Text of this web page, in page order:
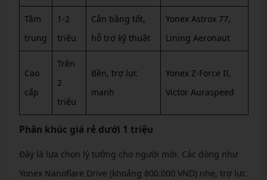
Tầm
trung
1-2
triệu
Cân bằng tốt,
hỗ trợ kỹ thuật
Yonex Astrox 77,
Lining Aeronaut
Cao
cấp
Trên
2
triệu
Bền, trợ lực
mạnh
Yonex Z-Force II,
Victor Auraspeed
Phân khúc giá rẻ dưới 1 triệu
Đây là lựa chọn lý tưởng cho người mới. Các dòng như
Yonex Nanoflare Drive (khoảng 800.000 VND) nhẹ, trợ lực